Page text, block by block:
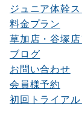
ジュニア体幹
料金プラン
草加店・谷塚
ブログ
お問い合わせ
会員様予約
初回トライア